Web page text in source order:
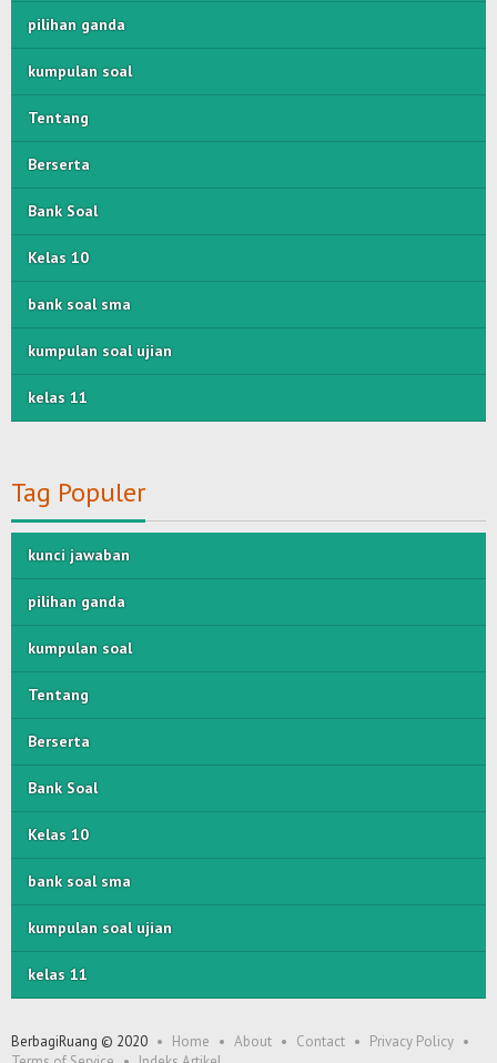
pilihan ganda
kumpulan soal
Tentang
Berserta
Bank Soal
Kelas 10
bank soal sma
kumpulan soal ujian
kelas 11
Tag Populer
kunci jawaban
pilihan ganda
kumpulan soal
Tentang
Berserta
Bank Soal
Kelas 10
bank soal sma
kumpulan soal ujian
kelas 11
BerbagiRuang © 2020 Home About Contact
Privacy Policy